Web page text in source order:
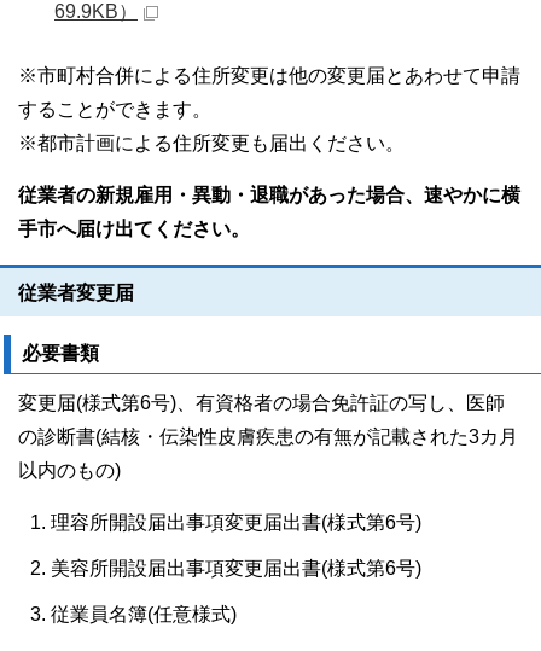
69.9KB）
※市町村合併による住所変更は他の変更届とあわせて申請
することができます。
※都市計画による住所変更も届出ください。
従業者の新規雇用・異動・退職があった場合、速やかに横
手市へ届け出てください。
従業者変更届
必要書類
変更届(様式第6号)、有資格者の場合免許証の写し、医師
の診断書(結核・伝染性皮膚疾患の有無が記載された3カ月
以内のもの)
理容所開設届出事項変更届出書(様式第6号)
美容所開設届出事項変更届出書(様式第6号)
従業員名簿(任意様式)